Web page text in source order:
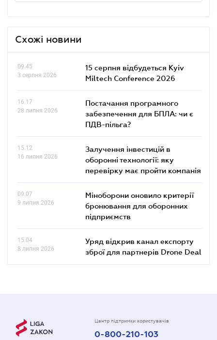
Схожі новини
09.45
3 серпня 2026
15 серпня відбудеться Kyiv
Miltech Conference 2026
16.17
28 липня 2026
Постачання програмного
забезпечення для БПЛА: чи є
ПДВ-пільга?
15.12
16 липня 2026
Залучення інвестицій в
оборонні технології: яку
перевірку має пройти компанія
09.07
9 липня 2026
Міноборони оновило критерії
бронювання для оборонних
підприємств
15.04
8 липня 2026
Уряд відкрив канал експорту
зброї для партнерів Drone Deal
Центр підтримки користувачів
0-800-210-103